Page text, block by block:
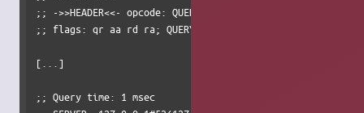
;; ->>HEADER<<- opcode: QUERY, status: NOERROR, id: 13427
;; flags: qr aa rd ra; QUERY: 1, ANSWER: 1, AUTHORITY: 1,
[...]
;; Query time: 1 msec